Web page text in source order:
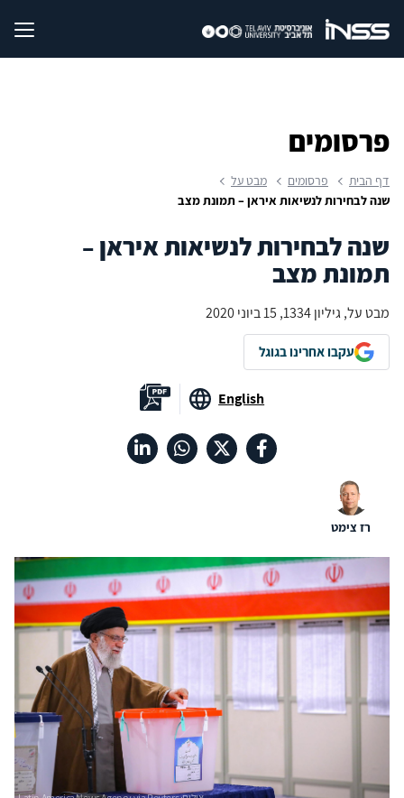
פרסומים
דף הבית פרסומים
מבט על
שנה לבחירות לנשיאות איראן – תמונת מצב
שנה לבחירות לנשיאות איראן –
תמונת מצב
מבט על, גיליון 1334, 15 ביוני 2020
עקבו אחרינו בגוגל
English
רז צימט